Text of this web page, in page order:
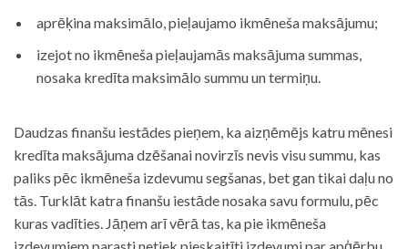
aprēķina maksimālo, pieļaujamo ikmēneša maksājumu;
izejot no ikmēneša pieļaujamās maksājuma summas,
nosaka kredīta maksimālo summu un termiņu.
Daudzas finanšu iestādes pieņem, ka aizņēmējs katru mēnesi
kredīta maksājuma dzēšanai novirzīs nevis visu summu, kas
paliks pēc ikmēneša izdevumu segšanas, bet gan tikai daļu no
tās. Turklāt katra finanšu iestāde nosaka savu formulu, pēc
kuras vadīties. Jāņem arī vērā tas, ka pie ikmēneša